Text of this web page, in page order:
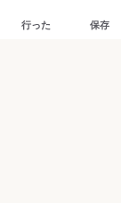
行った 保存